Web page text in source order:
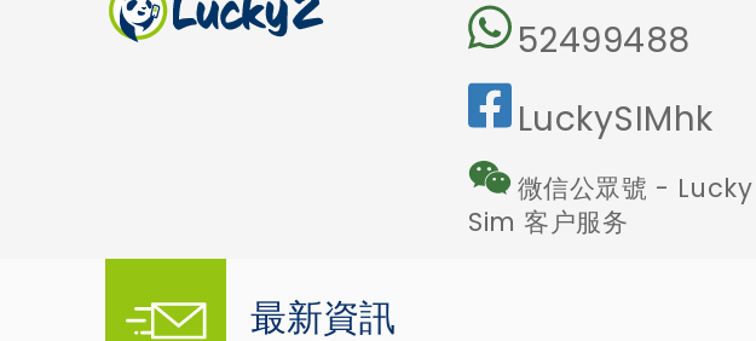
52499488
LuckySIMhk
微信公眾號 - Lucky
Sim 客户服务
最新資訊